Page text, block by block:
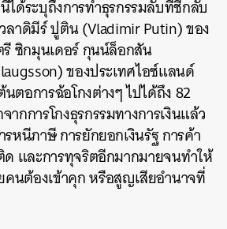
ได้ระบุถึงการทำธุรกรรมลับที่ชี้กลับ
ลาดิมีร์ ปูติน (Vladimir Putin) ของ
ซิกมุนเดอร์ กุนน์ล็อกสัน
ของประเทศไอซ์แลนด์
ตอการฉ้อโกงต่างๆ ไปได้ถึง 82
กการโกงธุรกรรมทางการเงินแล้ว
รหนีภาษี การยักยอกเงินรัฐ การค้า
ด และการทุจริตอีกมากมายจนทำให้
นต้องเข้าคุก หรือสูญเสียอำนาจที่
TWEET LINE EMAIL